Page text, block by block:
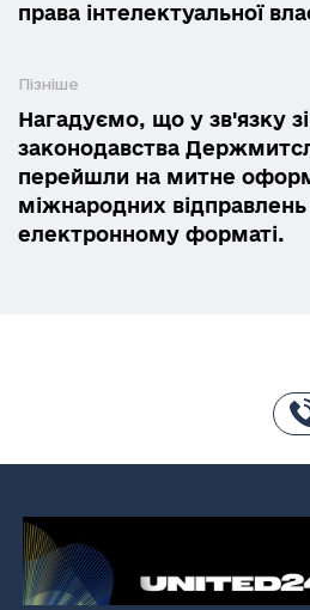
права інтелектуальної
Пізніше
Нагадуємо, що у зв'язку
законодавства
перейшли на митне
міжнародних
електронному форматі.